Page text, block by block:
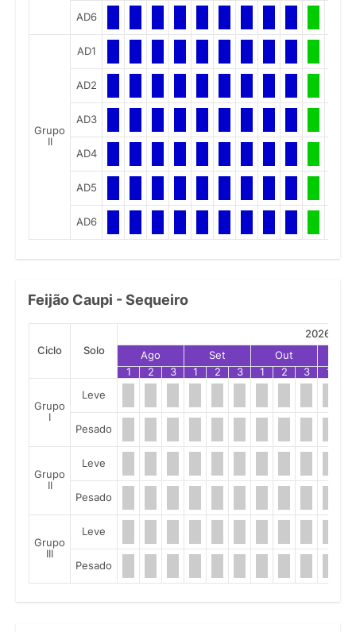
AD6
Grupo
II
AD1
AD2
AD3
AD4
AD5
AD6
Feijão Caupi - Sequeiro
Ciclo Solo
2026
Ago
Set Out
1
2 3 1 2 3 1 2 3 1
Grupo
I
Leve
Pesado
Grupo
II
Leve
Pesado
Grupo
III
Leve
Pesado